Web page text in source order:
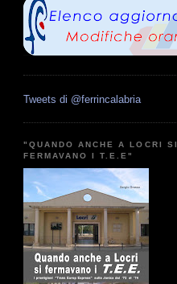
Tweets di @ferrincalabria
"QUANDO ANCHE A LOCRI SI
FERMAVANO I T.E.E"